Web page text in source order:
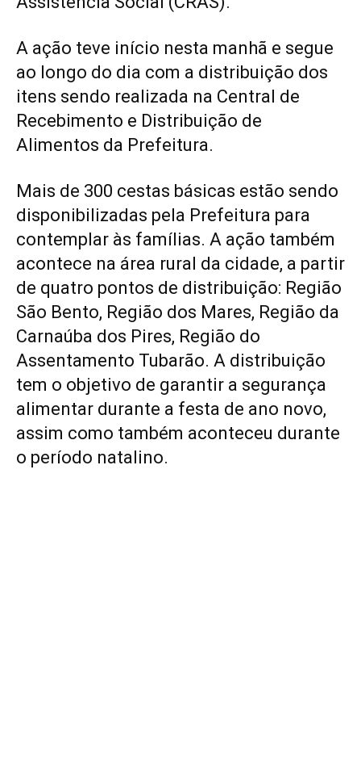
A ação teve início nesta manhã e segue
ao longo do dia com a distribuição dos
itens sendo realizada na Central de
Recebimento e Distribuição de
Alimentos da Prefeitura.
Mais de 300 cestas básicas estão sendo
disponibilizadas pela Prefeitura para
contemplar às famílias. A ação também
acontece na área rural da cidade, a partir
de quatro pontos de distribuição: Região
São Bento, Região dos Mares, Região da
Carnaúba dos Pires, Região do
Assentamento Tubarão. A distribuição
tem o objetivo de garantir a segurança
alimentar durante a festa de ano novo,
assim como também aconteceu durante
o período natalino.